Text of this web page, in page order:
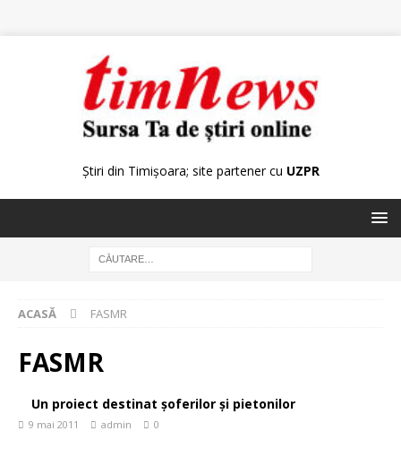
Știri din Timișoara; site partener cu UZPR
ACASĂ FASMR
FASMR
Un proiect destinat şoferilor şi pietonilor
9 mai 2011 admin 0